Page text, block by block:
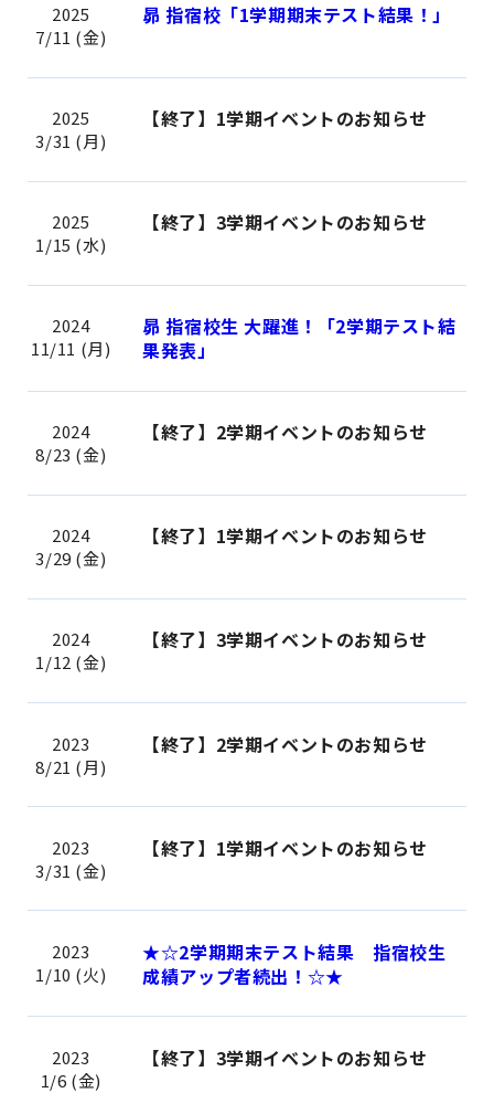
2025
7/11 (金)
昴 指宿校「1学期期末テスト結果！」
2025
3/31 (月)
【終了】1学期イベントのお知らせ
2025
1/15 (水)
【終了】3学期イベントのお知らせ
2024
11/11 (月)
昴 指宿校生 大躍進！「2学期テスト結
果発表」
2024
8/23 (金)
【終了】2学期イベントのお知らせ
2024
3/29 (金)
【終了】1学期イベントのお知らせ
2024
1/12 (金)
【終了】3学期イベントのお知らせ
2023
8/21 (月)
【終了】2学期イベントのお知らせ
2023
3/31 (金)
【終了】1学期イベントのお知らせ
2023
1/10 (火)
★☆2学期期末テスト結果 指宿校生
成績アップ者続出！☆★
2023
1/6 (金)
【終了】3学期イベントのお知らせ